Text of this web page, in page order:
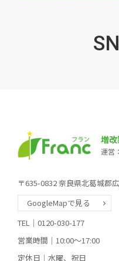
増
運営
〒635-0832 奈良県北葛城郡
GoogleMapで見る
TEL｜0120-030-177
営業時間｜10:00～17:00
定休日｜水曜、祝日